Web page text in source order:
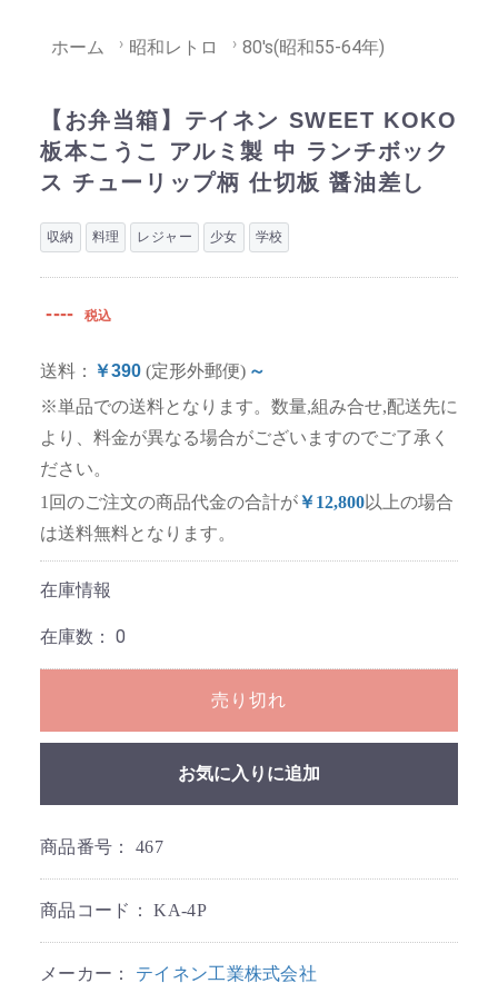
ホーム 昭和レトロ 80's(昭和55-64年)
【お弁当箱】テイネン SWEET KOKO
板本こうこ アルミ製 中 ランチボック
ス チューリップ柄 仕切板 醤油差し
収納 料理 レジャー 少女 学校
---- 税込
送料： ￥390 (定形外郵便) ～
※単品での送料となります。数量,組み合せ,配送先に
より、料金が異なる場合がございますのでご了承く
ださい。
1回のご注文の商品代金の合計が￥12,800以上の場合
は送料無料となります。
在庫情報
在庫数： 0
売り切れ
お気に入りに追加
商品番号： 467
商品コード：KA-4P
メーカー： テイネン工業株式会社